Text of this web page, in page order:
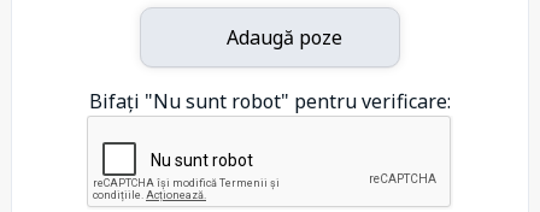
Adaugă poze
Bifați "Nu sunt robot" pentru verificare: